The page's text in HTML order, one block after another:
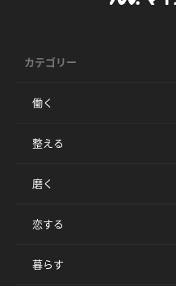
カテゴリー
働く
整える
磨く
恋する
暮らす